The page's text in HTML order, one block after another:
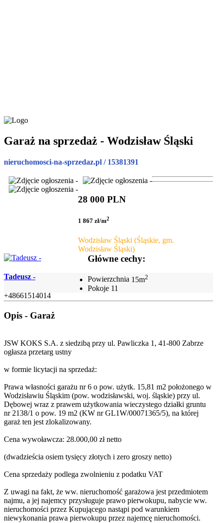
Garaż na sprzedaż - Wodzisław Śląski
nieruchomosci-na-sprzedaz.pl / 15381391
28 000 PLN
1 867 zł/m2
Wodzisław Śląski (Śląskie, gm.
Wodzisław Śląski)
Tadeusz -
+48661514014
Główne cechy:
Powierzchnia 15m2
Pokoje 11
Opis - Garaż
JSW KOKS S.A. z siedzibą przy ul. Pawliczka 1, 41-800 Zabrze
ogłasza przetarg ustny
w formie licytacji na sprzedaż:
Prawa własności garażu nr 6 o pow. użytk. 15,81 m2 położonego w
Wodzisławiu Śląskim (pow. wodzisławski, woj. śląskie) przy ul.
Dębowej wraz z prawem użytkowania wieczystego działki gruntu
nr 2138/1 o pow. 19 m2 (KW nr GL1W/00071365/5), na której
garaż ten jest zlokalizowany.
Cena wywoławcza: 28.000,00 zł netto
(dwadzieścia osiem tysięcy złotych i zero groszy netto)
Cena sprzedaży podlega zwolnieniu z podatku VAT
Z uwagi na fakt, że ww. nieruchomość garażowa jest przedmiotem
najmu, a jej najemcy przysługuje prawo pierwokupu, nabycie ww.
nieruchomości przez Kupującego nastąpi pod warunkiem
niewykonania prawa pierwokupu przez najemcę nieruchomości.